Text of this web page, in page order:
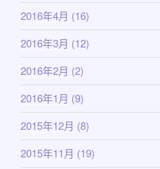
2016年4月 (16)
2016年3月 (12)
2016年2月 (2)
2016年1月 (9)
2015年12月 (8)
2015年11月 (19)